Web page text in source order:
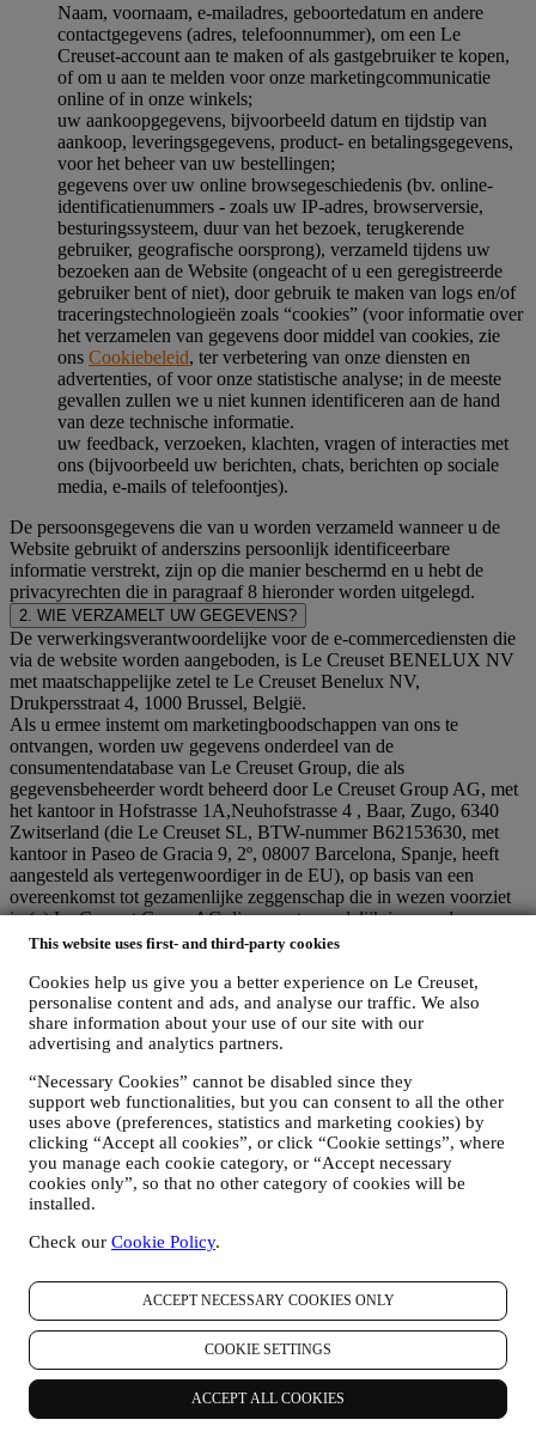
This website uses first- and third-party cookies
Cookies help us give you a better experience on Le Creuset,
personalise content and ads, and analyse our traffic. We also
share information about your use of our site with our
advertising and analytics partners.
“Necessary Cookies” cannot be disabled since they
support web functionalities, but you can consent to all the other
uses above (preferences, statistics and marketing cookies) by
clicking “Accept all cookies”, or click “Cookie settings”, where
you manage each cookie category, or “Accept necessary
cookies only”, so that no other category of cookies will be
installed.
Check our Cookie Policy.
ACCEPT NECESSARY COOKIES ONLY
COOKIE SETTINGS
ACCEPT ALL COOKIES
Naam, voornaam, e-mailadres, geboortedatum en andere
contactgegevens (adres, telefoonnummer), om een Le
Creuset-account aan te maken of als gastgebruiker te kopen,
of om u aan te melden voor onze marketingcommunicatie
online of in onze winkels;
uw aankoopgegevens, bijvoorbeeld datum en tijdstip van
aankoop, leveringsgegevens, product- en betalingsgegevens,
voor het beheer van uw bestellingen;
gegevens over uw online browsegeschiedenis (bv. online-
identificatienummers - zoals uw IP-adres, browserversie,
besturingssysteem, duur van het bezoek, terugkerende
gebruiker, geografische oorsprong), verzameld tijdens uw
bezoeken aan de Website (ongeacht of u een geregistreerde
gebruiker bent of niet), door gebruik te maken van logs en/of
traceringstechnologieën zoals “cookies” (voor informatie over
het verzamelen van gegevens door middel van cookies, zie
ons Cookiebeleid, ter verbetering van onze diensten en
advertenties, of voor onze statistische analyse; in de meeste
gevallen zullen we u niet kunnen identificeren aan de hand
van deze technische informatie.
uw feedback, verzoeken, klachten, vragen of interacties met
ons (bijvoorbeeld uw berichten, chats, berichten op sociale
media, e-mails of telefoontjes).
De persoonsgegevens die van u worden verzameld wanneer u de
Website gebruikt of anderszins persoonlijk identificeerbare
informatie verstrekt, zijn op die manier beschermd en u hebt de
privacyrechten die in paragraaf 8 hieronder worden uitgelegd.
2. WIE VERZAMELT UW GEGEVENS?
De verwerkingsverantwoordelijke voor de e-commercediensten die
via de website worden aangeboden, is Le Creuset BENELUX NV
met maatschappelijke zetel te Le Creuset Benelux NV,
Drukpersstraat 4, 1000 Brussel, België.
Als u ermee instemt om marketingboodschappen van ons te
ontvangen, worden uw gegevens onderdeel van de
consumentendatabase van Le Creuset Group, die als
gegevensbeheerder wordt beheerd door Le Creuset Group AG, met
het kantoor in Hofstrasse 1A,Neuhofstrasse 4 , Baar, Zugo, 6340
Zwitserland (die Le Creuset SL, BTW-nummer B62153630, met
kantoor in Paseo de Gracia 9, 2º, 08007 Barcelona, Spanje, heeft
aangesteld als vertegenwoordiger in de EU), op basis van een
overeenkomst tot gezamenlijke zeggenschap die in wezen voorziet
in (a) Le Creuset Group AG die verantwoordelijk is voor de
algemene strategie met betrekking tot marketing en
profiteren van deze strategie en deze uitvoeren, alsmede
onafhankelijk marketingcommunicatie/initiatieven ontwikkelen op
lokaal niveau (binnen een bepaald land); (c) beide gezamenlijk
beheerders die nodig zijn om de verzoeken van uw betrokkene om
3. WAAROM VERZAMELEN WIJ DEZE GEGEVENS?
Wij kunnen uw gegevens verwerken voor de volgende doeleinden:
VOOR ONZE WETTELIJKE VERPLICHTINGEN
Mogelijk moeten we bepaalde gegevens over u verwerken om
te voldoen aan onze wettelijke verplichtingen en andere
OM EEN LE CREUSET-ACCOUNT AAN TE MAKEN
account aan te maken die u toegang geeft tot een reeks
voordelen voor geregistreerde gebruikers, om beter te kunnen
genieten van onze diensten, zoals sneller afrekenen, meerdere
verzendadressen opslaan, bestellingen bekijken en volgen.
Elke verwerkingsactiviteit is vereist om ons in staat te stellen
deze diensten aan u als Le Creuset-accounthouder te leveren.
OM UW BESTELLINGEN TE BEHEREN EN OM ONZE